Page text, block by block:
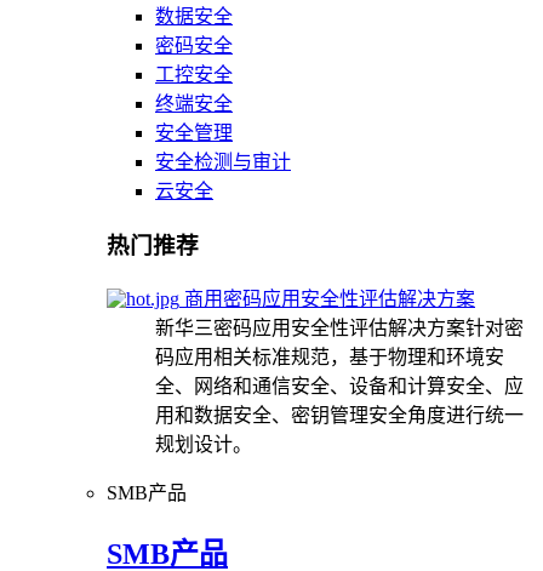
数据安全
密码安全
工控安全
终端安全
安全管理
安全检测与审计
云安全
热门推荐
商用密码应用安全性评估解决方案
新华三密码应用安全性评估解决方案针对密
码应用相关标准规范，基于物理和环境安
全、网络和通信安全、设备和计算安全、应
用和数据安全、密钥管理安全角度进行统一
规划设计。
SMB产品
SMB产品